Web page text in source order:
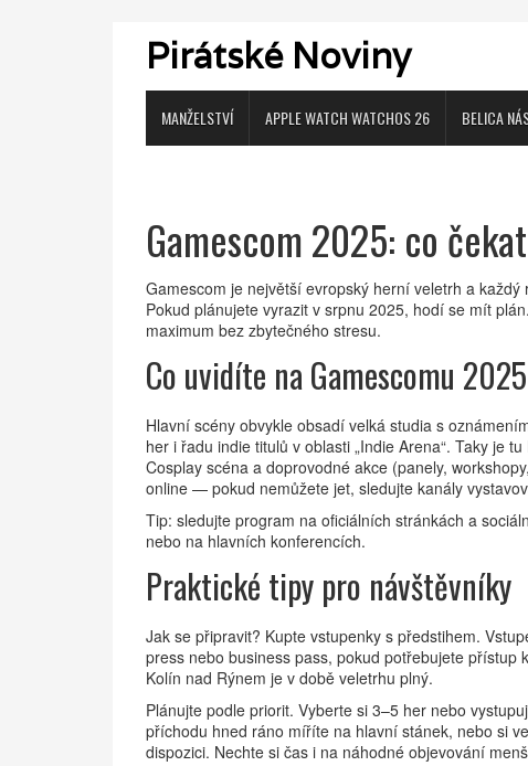
Pirátské Noviny
MANŽELSTVÍ APPLE WATCH WATCHOS 26 BELICA
Gamescom 2025: co
Gamescom je největší evropský herní veletrh a
Pokud plánujete vyrazit v srpnu 2025, hodí se mít
maximum bez zbytečného stresu.
Co uvidíte na Gamescomu 2025
Hlavní scény obvykle obsadí velká studia s
her i řadu indie titulů v oblasti „Indie Arena“. Taky je
Cosplay scéna a doprovodné akce (panely,
online — pokud nemůžete jet, sledujte kanály
Tip: sledujte program na oficiálních stránkách a
nebo na hlavních konferencích.
Praktické tipy pro návštěvníky
Jak se připravit? Kupte vstupenky s předstihem.
press nebo business pass, pokud potřebujete
Kolín nad Rýnem je v době veletrhu plný.
Plánujte podle priorit. Vyberte si 3–5 her nebo
příchodu hned ráno míříte na hlavní stánek, nebo si
dispozici. Nechte si čas i na náhodné objevování